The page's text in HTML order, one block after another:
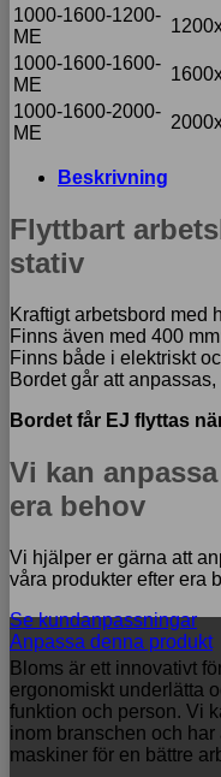
1000-1600-1200-
ME
1000-1600-1600-
ME
1000-1600-2000-
ME
Beskrivning
Flyttbart
stativ
Kraftigt arbetsbord med
Finns även med 400
Finns både i elektriskt
Bordet går att
Bordet får EJ flyttas
Vi kan
era behov
Vi hjälper er gärna att
våra produkter efter era
Se kundanpassningar
Anpassa denna produkt
Bloms är ett innovativt
ergonomiskt underlätta
funktion och person. Vi
inom branschen och
maskiner för en bättre